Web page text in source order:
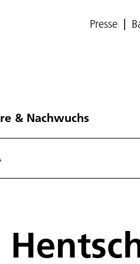
Presse
& Nachwuchs